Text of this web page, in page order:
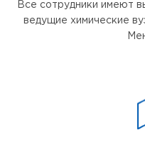
Все сотрудники имеют
ведущие химические